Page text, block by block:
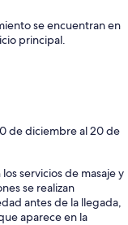
se encuentran en
principal.
de diciembre al 20 de
servicios de masaje y
se realizan
antes de la llegada,
aparece en la